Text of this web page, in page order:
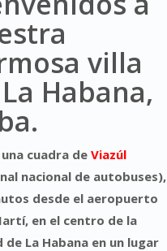
villa
Habana,
cuadra deViazúl
nacional de autobuses),
desde el aeropuerto
en el centro de la
de La Habana en un lugar